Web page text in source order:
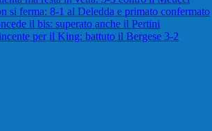
si ferma: 8-1 al Deledda e primato confermato
il bis: superato anche il Pertini
per il King: battuto il Bergese 3-2